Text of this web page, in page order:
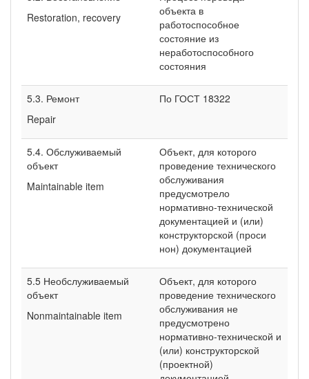
Restoration, recovery
объекта в
работоспособное
состояние из
неработоспособного
состояния
5.3. Ремонт
Repair
По ГОСТ 18322
5.4. Обслуживаемый
объект
Maintainable item
Объект, для которого
проведение технического
обслуживания
предусмотрело
нормативно-технической
документацией и (или)
конструкторской (проси
нон) документацией
5.5 Необслуживаемый
объект
Nonmaintainable item
Объект, для которого
проведение технического
обслуживания не
предусмотрено
нормативно-технической и
(или) конструкторской
(проектной)